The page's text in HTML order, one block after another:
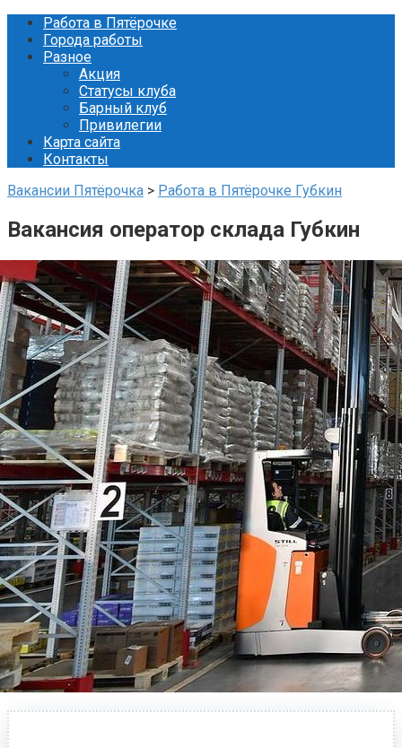
Перейти
контенту
Работа в Пятёрочке
Города работы
Разное
Акция
Статусы клуба
Барный клуб
Привилегии
Карта сайта
Контакты
Вакансии Пятёрочка > Работа в Пятёрочке Губкин
Вакансия оператор склада Губкин